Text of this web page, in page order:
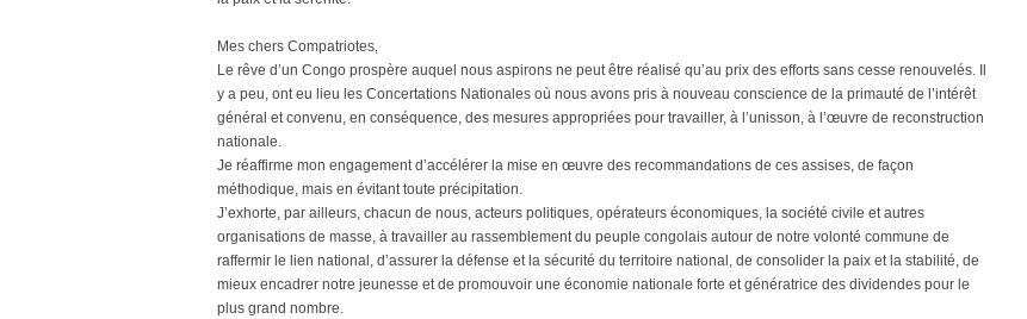
Mes chers Compatriotes,
Le rêve d’un Congo prospère auquel nous aspirons ne peut être réalisé qu’au prix des efforts sans cesse renouvelés. Il
y a peu, ont eu lieu les Concertations Nationales où nous avons pris à nouveau conscience de la primauté de l’intérêt
général et convenu, en conséquence, des mesures appropriées pour travailler, à l’unisson, à l’œuvre de reconstruction
nationale.
Je réaffirme mon engagement d’accélérer la mise en œuvre des recommandations de ces assises, de façon
méthodique, mais en évitant toute précipitation.
J’exhorte, par ailleurs, chacun de nous, acteurs politiques, opérateurs économiques, la société civile et autres
organisations de masse, à travailler au rassemblement du peuple congolais autour de notre volonté commune de
raffermir le lien national, d’assurer la défense et la sécurité du territoire national, de consolider la paix et la stabilité, de
mieux encadrer notre jeunesse et de promouvoir une économie nationale forte et génératrice des dividendes pour le
plus grand nombre.